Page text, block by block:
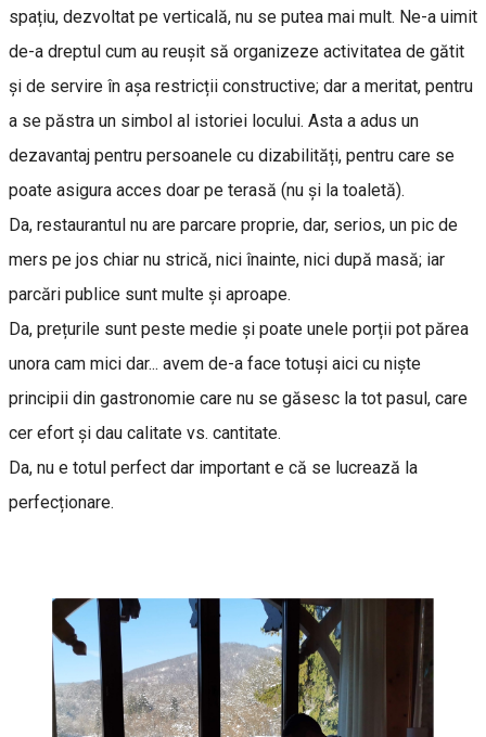
spațiu, dezvoltat pe verticală, nu se putea mai mult. Ne-a uimit
de-a dreptul cum au reușit să organizeze activitatea de gătit
și de servire în așa restricții constructive; dar a meritat, pentru
a se păstra un simbol al istoriei locului. Asta a adus un
dezavantaj pentru persoanele cu dizabilități, pentru care se
poate asigura acces doar pe terasă (nu și la toaletă).
Da, restaurantul nu are parcare proprie, dar, serios, un pic de
mers pe jos chiar nu strică, nici înainte, nici după masă; iar
parcări publice sunt multe și aproape.
Da, prețurile sunt peste medie și poate unele porții pot părea
unora cam mici dar... avem de-a face totuși aici cu niște
principii din gastronomie care nu se găsesc la tot pasul, care
cer efort și dau calitate vs. cantitate.
Da, nu e totul perfect dar important e că se lucrează la
perfecționare.